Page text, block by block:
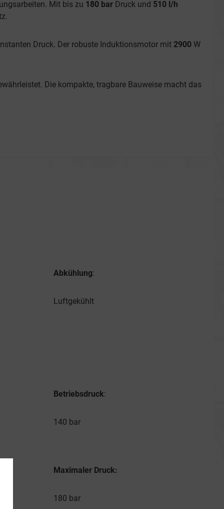
Mit bis zu 180 bar Druck und 510 l/h
Druck. Der robuste Induktionsmotor mit 2900 W
Die kompakte, tragbare Bauweise macht das
Abkühlung:
Luftgekühlt
Betriebsdruck:
140 bar
Maximaler Druck:
180 bar